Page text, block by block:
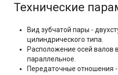
Технические
Вид зубчатой пары -
цилиндрического типа.
Расположение осей валов
параллельное.
Передаточные отношения -